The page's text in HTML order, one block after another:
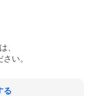
、
い。
る